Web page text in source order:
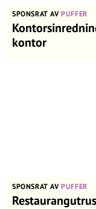
SPONSRAT AVPUFFER
kontor
SPONSRAT AVPUFFER